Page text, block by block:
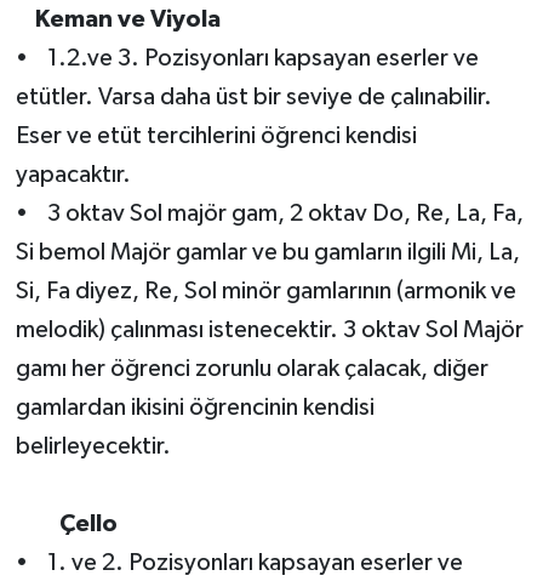
Keman ve Viyola
• 1.2.ve 3. Pozisyonları kapsayan eserler ve
etütler. Varsa daha üst bir seviye de çalınabilir.
Eser ve etüt tercihlerini öğrenci kendisi
yapacaktır.
• 3 oktav Sol majör gam, 2 oktav Do, Re, La, Fa,
Si bemol Majör gamlar ve bu gamların ilgili Mi, La,
Si, Fa diyez, Re, Sol minör gamlarının (armonik ve
melodik) çalınması istenecektir. 3 oktav Sol Majör
gamı her öğrenci zorunlu olarak çalacak, diğer
gamlardan ikisini öğrencinin kendisi
belirleyecektir.
Çello
• 1. ve 2. Pozisyonları kapsayan eserler ve